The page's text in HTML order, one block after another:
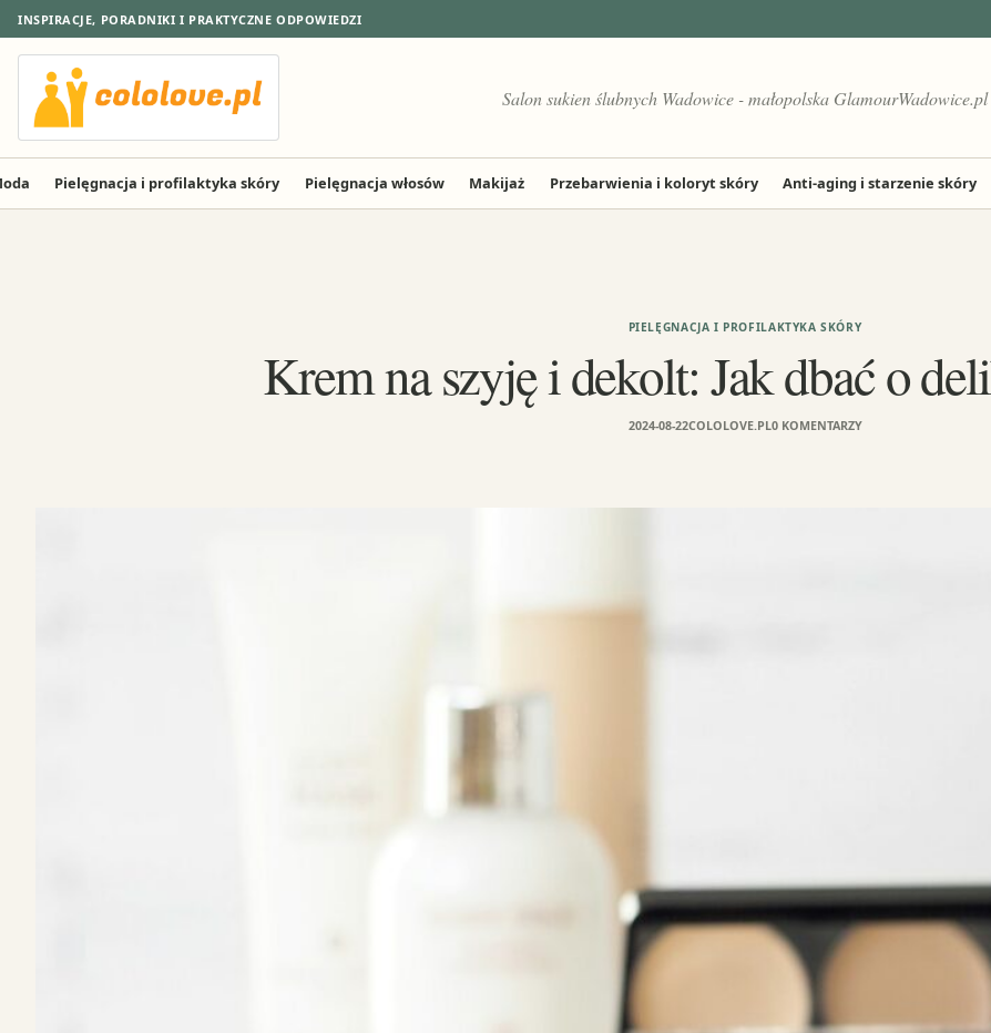
INSPIRACJE, PORADNIKI I PRAKTYCZNE ODPOWIEDZI
Salon sukien ślubnych Wadowice - małopolska GlamourWadowice.pl
Pielęgnacja i profilaktyka skóry Pielęgnacja włosów Makijaż Przebarwienia i koloryt skóry Anti-aging i starzenie skóry
PIELĘGNACJA I PROFILAKTYKA SKÓRY
Krem na szyję i dekolt: Jak dbać o
2024-08-22COLOLOVE.PL0 KOMENTARZY